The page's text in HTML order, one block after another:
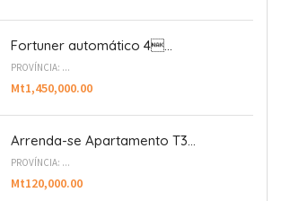
Fortuner automático 4...
PROVÍNCIA: ...
Mt1,450,000.00
Arrenda-se Apartamento T3...
PROVÍNCIA: ...
Mt120,000.00